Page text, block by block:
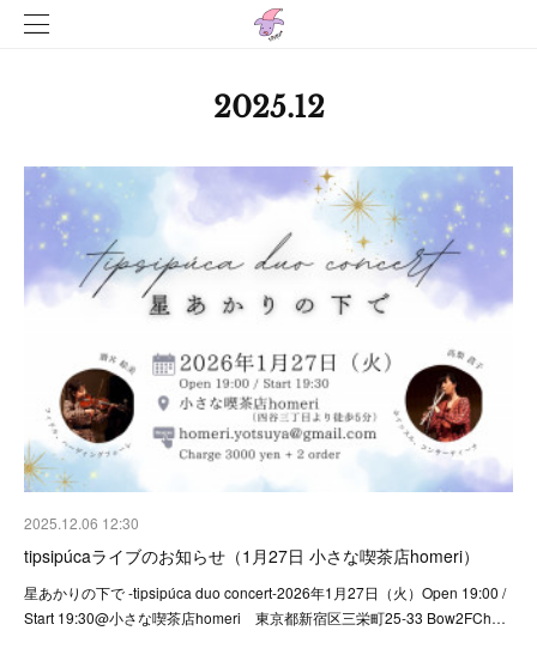
2025.12
2025.12.06 12:30
tipsipúcaライブのお知らせ（1月27日 小さな喫茶店homeri）
星あかりの下で -tipsipúca duo concert-2026年1月27日（火）Open 19:00 /
Start 19:30@小さな喫茶店homeri 東京都新宿区三栄町25-33 Bow2FCh…